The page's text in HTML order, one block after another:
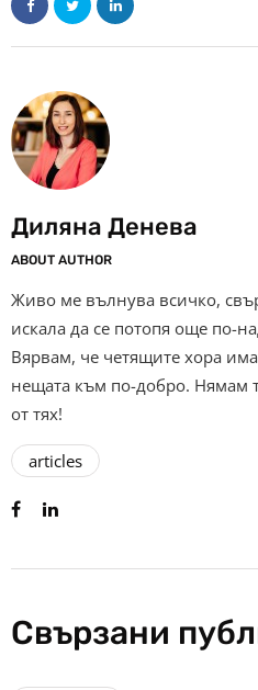
Диляна Денева
ABOUT AUTHOR
Живо ме вълнува всичко,
искала да се потопя още по-
Вярвам, че четящите хора
нещата към по-добро. Нямам
от тях!
articles
Свързани